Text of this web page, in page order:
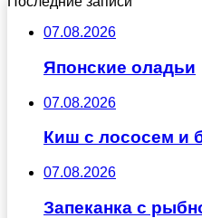
07.08.2026
Японские оладьи
07.08.2026
Киш с лососем и
07.08.2026
Запеканка с